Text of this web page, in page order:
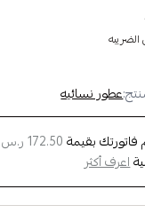
عطور نسائيه
بقيمة 172.50 ر.س
اعرف أكثر